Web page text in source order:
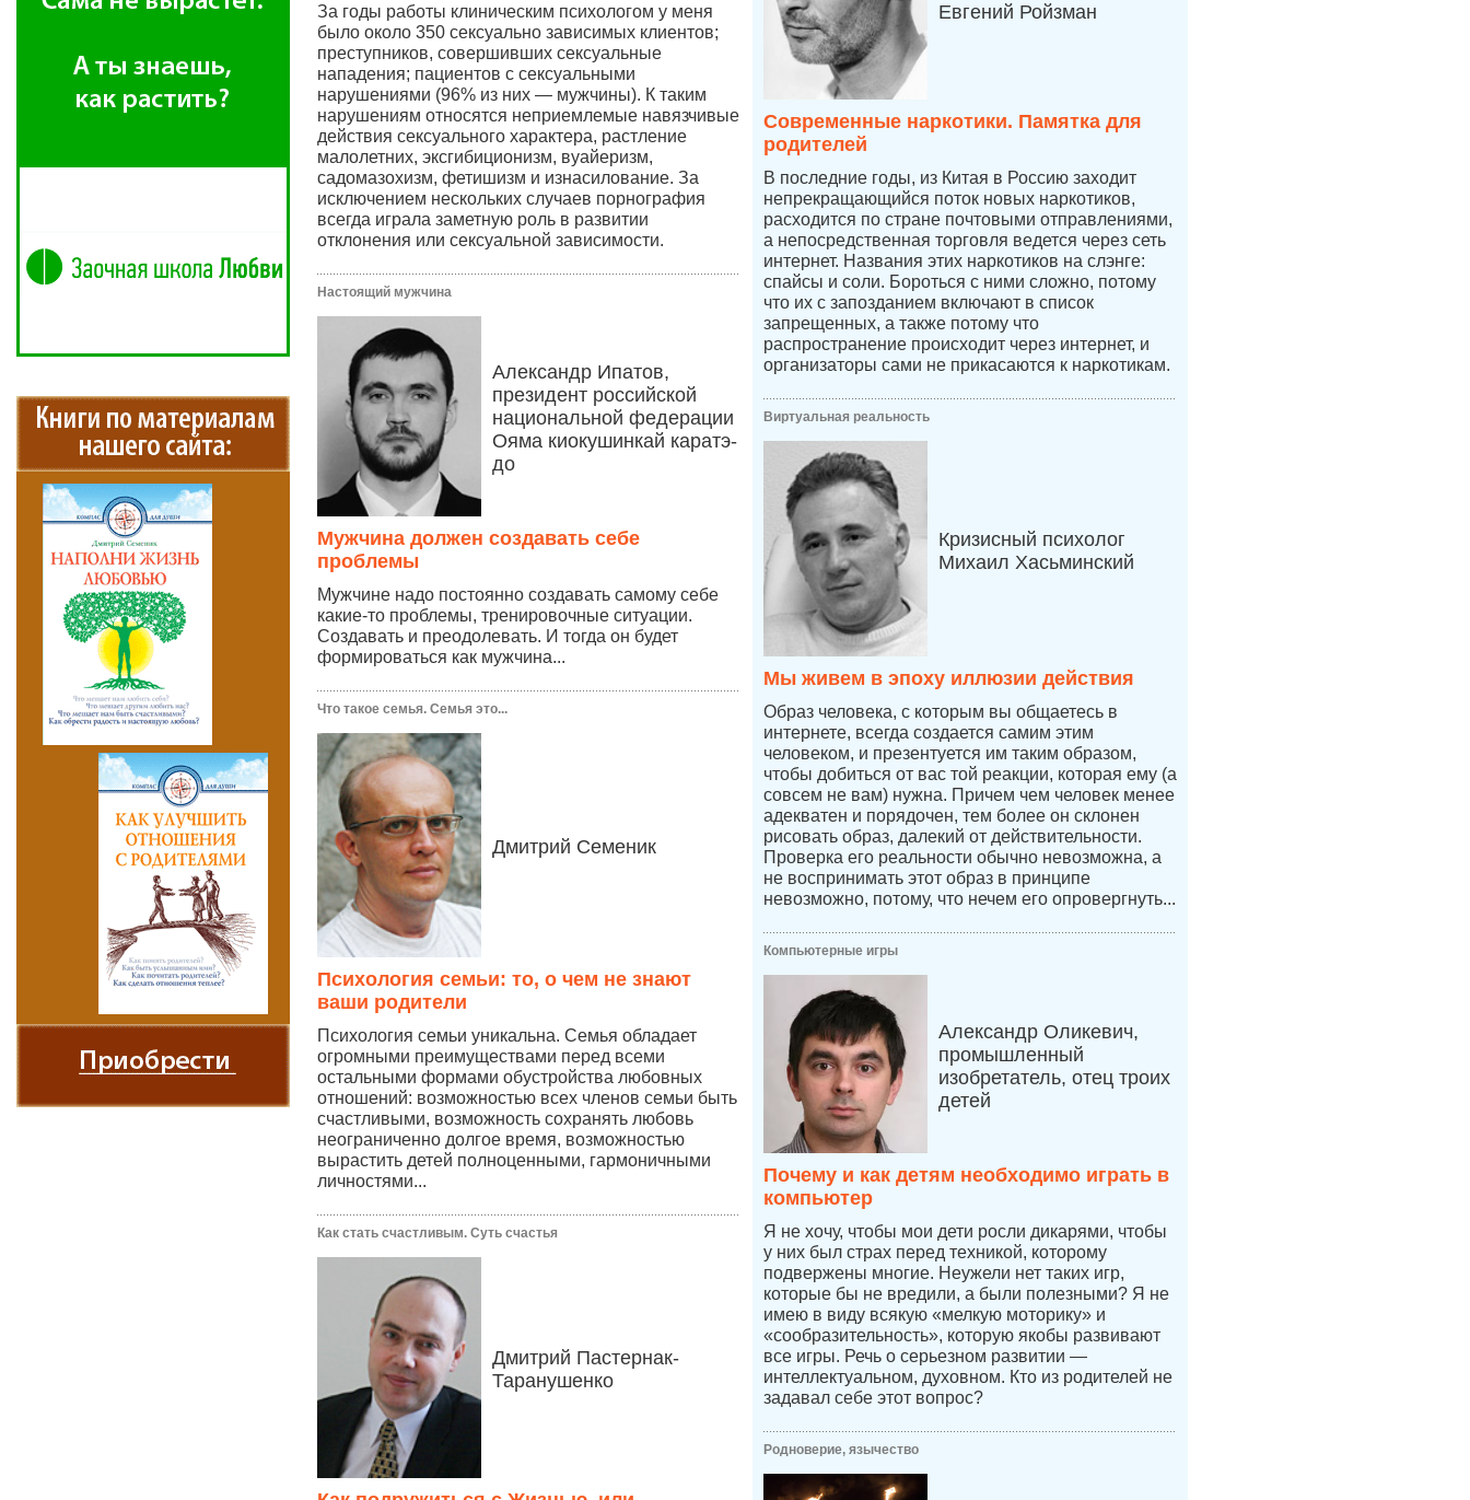
За годы работы клиническим психологом у меня
было около 350 сексуально зависимых клиентов;
преступников, совершивших сексуальные
нападения; пациентов с сексуальными
нарушениями (96% из них — мужчины). К таким
нарушениям относятся неприемлемые навязчивые
действия сексуального характера, растление
малолетних, эксгибиционизм, вуайеризм,
садомазохизм, фетишизм и изнасилование. За
исключением нескольких случаев порнография
всегда играла заметную роль в развитии
отклонения или сексуальной зависимости.
Настоящий мужчина
Александр Ипатов,
президент российской
национальной федерации
Ояма киокушинкай каратэ-
до
Мужчина должен создавать себе
проблемы
Мужчине надо постоянно создавать самому себе
какие-то проблемы, тренировочные ситуации.
Создавать и преодолевать. И тогда он будет
формироваться как мужчина...
Что такое семья. Семья это...
Дмитрий Семеник
Психология семьи: то, о чем не знают
ваши родители
Психология семьи уникальна. Семья обладает
огромными преимуществами перед всеми
остальными формами обустройства любовных
отношений: возможностью всех членов семьи быть
счастливыми, возможность сохранять любовь
неограниченно долгое время, возможностью
вырастить детей полноценными, гармоничными
личностями...
Как стать счастливым. Суть счастья
Дмитрий Пастернак-
Таранушенко
Евгений Ройзман
Современные наркотики. Памятка для
родителей
В последние годы, из Китая в Россию заходит
непрекращающийся поток новых наркотиков,
расходится по стране почтовыми отправлениями,
а непосредственная торговля ведется через сеть
интернет. Названия этих наркотиков на слэнге:
спайсы и соли. Бороться с ними сложно, потому
что их с запозданием включают в список
запрещенных, а также потому что
распространение происходит через интернет, и
организаторы сами не прикасаются к наркотикам.
Виртуальная реальность
Кризисный психолог
Михаил Хасьминский
Мы живем в эпоху иллюзии действия
Образ человека, с которым вы общаетесь в
интернете, всегда создается самим этим
человеком, и презентуется им таким образом,
чтобы добиться от вас той реакции, которая ему (а
совсем не вам) нужна. Причем чем человек менее
адекватен и порядочен, тем более он склонен
рисовать образ, далекий от действительности.
Проверка его реальности обычно невозможна, а
не воспринимать этот образ в принципе
невозможно, потому, что нечем его опровергнуть...
Компьютерные игры
Александр Оликевич,
промышленный
изобретатель, отец троих
детей
Почему и как детям необходимо играть в
компьютер
Я не хочу, чтобы мои дети росли дикарями, чтобы
у них был страх перед техникой, которому
подвержены многие. Неужели нет таких игр,
которые бы не вредили, а были полезными? Я не
имею в виду всякую «мелкую моторику» и
«сообразительность», которую якобы развивают
все игры. Речь о серьезном развитии —
интеллектуальном, духовном. Кто из родителей не
задавал себе этот вопрос?
Родноверие, язычество